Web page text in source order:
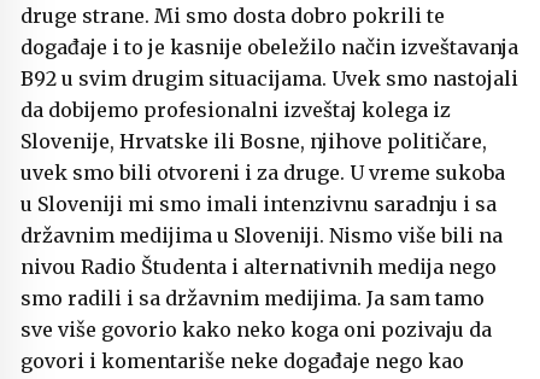
druge strane. Mi smo dosta dobro pokrili te
događaje i to je kasnije obeležilo način izveštavanja
B92 u svim drugim situacijama. Uvek smo nastojali
da dobijemo profesionalni izveštaj kolega iz
Slovenije, Hrvatske ili Bosne, njihove političare,
uvek smo bili otvoreni i za druge. U vreme sukoba
u Sloveniji mi smo imali intenzivnu saradnju i sa
državnim medijima u Sloveniji. Nismo više bili na
nivou Radio Študenta i alternativnih medija nego
smo radili i sa državnim medijima. Ja sam tamo
sve više govorio kako neko koga oni pozivaju da
govori i komentariše neke događaje nego kao